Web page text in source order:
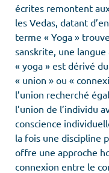
écrites remontent
les Vedas, datant
terme « Yoga »
sanskrite, une langue
« yoga » est dérivé
« union » ou «
l’union recherché
l’union de l’individu
conscience
la fois une discipline
offre une approche
connexion entre le